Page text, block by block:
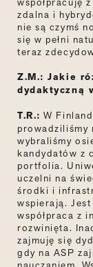
zdalna i
nie są czymś
się w pełni
teraz
Z.M.: Jakie
dydaktyczną
T.R.: W
prowadziliśmy
wybraliśmy
kandydatów z
portfolia.
uczelni na
środki i
wspierają.
współpraca z
rozwinięta.
zajmuję się
gdy na ASP